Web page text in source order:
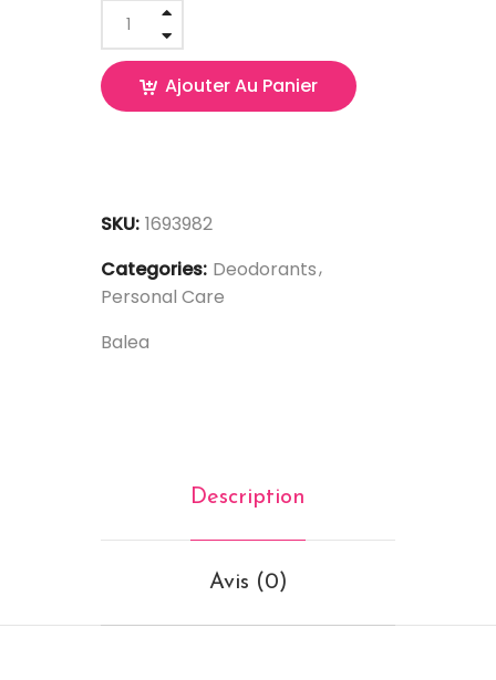
Ajouter Au Panier
SKU: 1693982
Categories: Deodorants
Personal Care
Balea
Description
Avis (0)